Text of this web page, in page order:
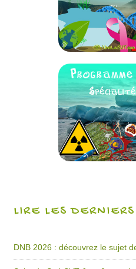
LIRE LES
DNB 2026 : découvrez le sujet